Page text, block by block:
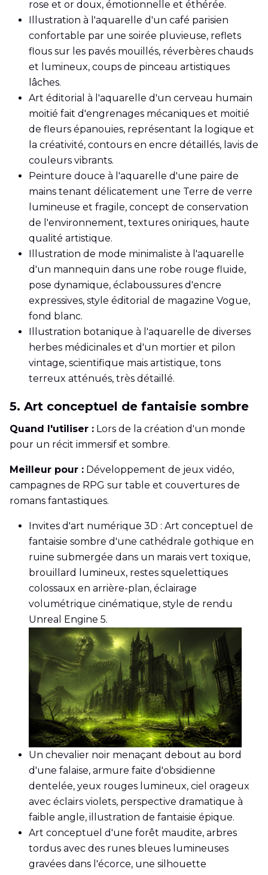
rose et or doux, émotionnelle et éthérée.
Illustration à l'aquarelle d'un café parisien
confortable par une soirée pluvieuse, reflets
flous sur les pavés mouillés, réverbères chauds
et lumineux, coups de pinceau artistiques
lâches.
Art éditorial à l'aquarelle d'un cerveau humain
moitié fait d'engrenages mécaniques et moitié
de fleurs épanouies, représentant la logique et
la créativité, contours en encre détaillés, lavis de
couleurs vibrants.
Peinture douce à l'aquarelle d'une paire de
mains tenant délicatement une Terre de verre
lumineuse et fragile, concept de conservation
de l'environnement, textures oniriques, haute
qualité artistique.
Illustration de mode minimaliste à l'aquarelle
d'un mannequin dans une robe rouge fluide,
pose dynamique, éclaboussures d'encre
expressives, style éditorial de magazine Vogue,
fond blanc.
Illustration botanique à l'aquarelle de diverses
herbes médicinales et d'un mortier et pilon
vintage, scientifique mais artistique, tons
terreux atténués, très détaillé.
5. Art conceptuel de fantaisie sombre
Quand l'utiliser : Lors de la création d'un monde
pour un récit immersif et sombre.
Meilleur pour : Développement de jeux vidéo,
campagnes de RPG sur table et couvertures de
romans fantastiques.
Invites d'art numérique 3D : Art conceptuel de
fantaisie sombre d'une cathédrale gothique en
ruine submergée dans un marais vert toxique,
brouillard lumineux, restes squelettiques
colossaux en arrière-plan, éclairage
volumétrique cinématique, style de rendu
Unreal Engine 5.
Un chevalier noir menaçant debout au bord
d'une falaise, armure faite d'obsidienne
dentelée, yeux rouges lumineux, ciel orageux
avec éclairs violets, perspective dramatique à
faible angle, illustration de fantaisie épique.
Art conceptuel d'une forêt maudite, arbres
tordus avec des runes bleues lumineuses
gravées dans l'écorce, une silhouette